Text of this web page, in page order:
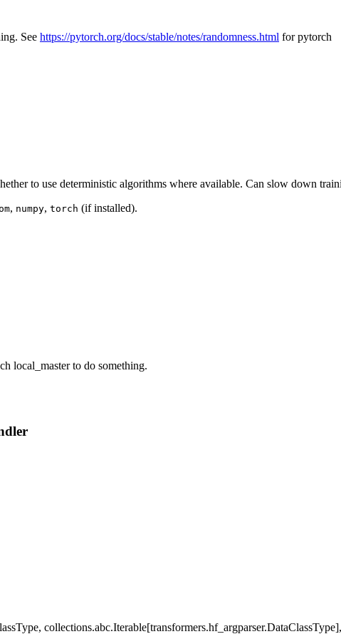
See https://pytorch.org/docs/stable/notes/randomness.html for pytorch
to use deterministic algorithms where available. Can slow down
, numpy, torch (if installed).
local_master to do something.